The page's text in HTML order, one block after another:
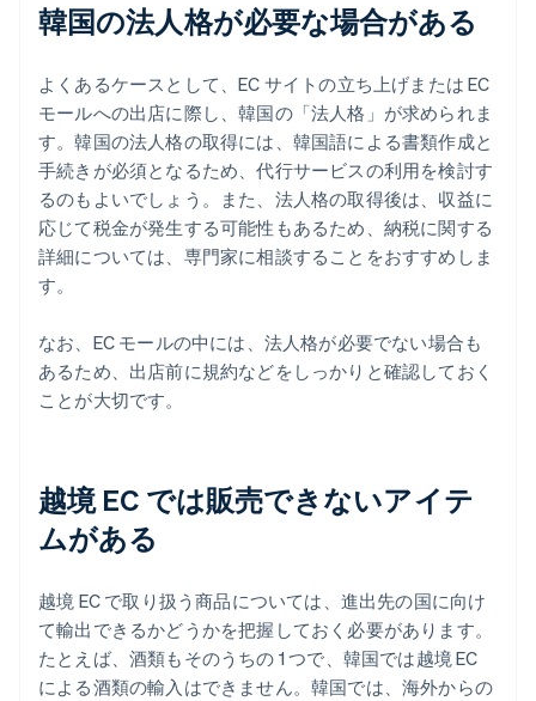
韓国の法人格が必要な場合がある
よくあるケースとして、EC サイトの立ち上げまたは EC
モールへの出店に際し、韓国の「法人格」が求められま
す。韓国の法人格の取得には、韓国語による書類作成と
手続きが必須となるため、代行サービスの利用を検討す
るのもよいでしょう。また、法人格の取得後は、収益に
応じて税金が発生する可能性もあるため、納税に関する
詳細については、専門家に相談することをおすすめしま
す。
なお、EC モールの中には、法人格が必要でない場合も
あるため、出店前に規約などをしっかりと確認しておく
ことが大切です。
越境 EC では販売できないアイテ
ムがある
越境 EC で取り扱う商品については、進出先の国に向け
て輸出できるかどうかを把握しておく必要があります。
たとえば、酒類もそのうちの 1 つで、韓国では越境 EC
による酒類の輸入はできません。韓国では、海外からの